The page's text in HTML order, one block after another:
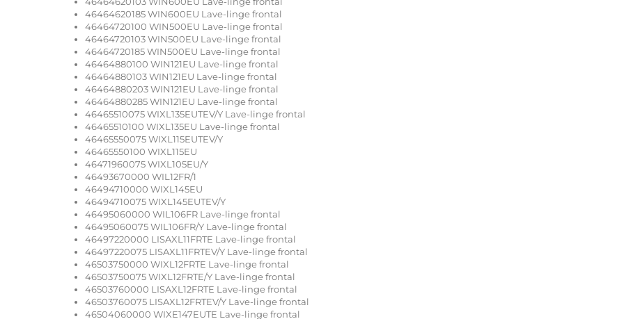
46464620185 WIN600EU Lave-linge frontal
46464720100 WIN500EU Lave-linge frontal
46464720103 WIN500EU Lave-linge frontal
46464720185 WIN500EU Lave-linge frontal
46464880100 WIN121EU Lave-linge frontal
46464880103 WIN121EU Lave-linge frontal
46464880203 WIN121EU Lave-linge frontal
46464880285 WIN121EU Lave-linge frontal
46465510075 WIXL135EUTEV/Y Lave-linge frontal
46465510100 WIXL135EU Lave-linge frontal
46465550075 WIXL115EUTEV/Y
46465550100 WIXL115EU
46471960075 WIXL105EU/Y
46493670000 WIL12FR/1
46494710000 WIXL145EU
46494710075 WIXL145EUTEV/Y
46495060000 WIL106FR Lave-linge frontal
46495060075 WIL106FR/Y Lave-linge frontal
46497220000 LISAXL11FRTE Lave-linge frontal
46497220075 LISAXL11FRTEV/Y Lave-linge frontal
46503750000 WIXL12FRTE Lave-linge frontal
46503750075 WIXL12FRTE/Y Lave-linge frontal
46503760000 LISAXL12FRTE Lave-linge frontal
46503760075 LISAXL12FRTEV/Y Lave-linge frontal
46504060000 WIXE147EUTE Lave-linge frontal